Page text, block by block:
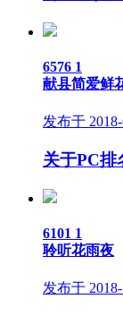
6576 1
献县简爱鲜
发布于
关于PC排
6101 1
聆听花雨夜
发布于